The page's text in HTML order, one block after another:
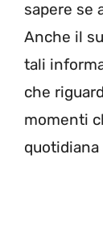
sapere se
Anche il
tali
che
momenti